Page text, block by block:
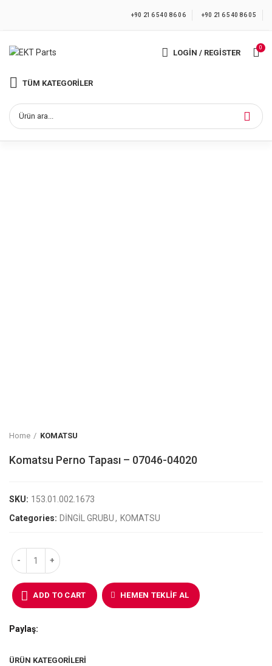
+90 216 540 86 06 +90 216 540 86 05
TÜM KATEGORILER
LOGIN / REGISTER
0
Home KOMATSU
Komatsu Perno Tapası – 07046-04020
SKU: 153.01.002.1673
Categories: DİNGİL GRUBU, KOMATSU
ADD TO CART HEMEN TEKLIF AL
Paylaş
ÜRÜN KATEGORILERI